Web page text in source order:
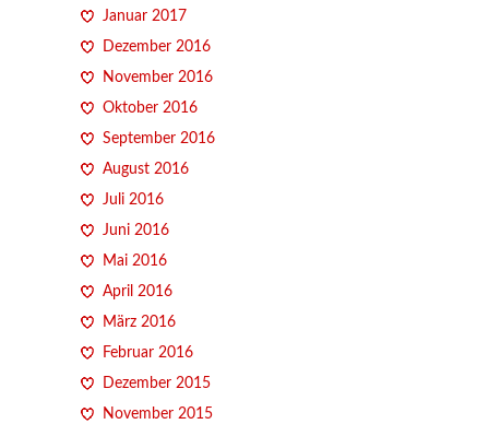
Januar 2017
Dezember 2016
November 2016
Oktober 2016
September 2016
August 2016
Juli 2016
Juni 2016
Mai 2016
April 2016
März 2016
Februar 2016
Dezember 2015
November 2015